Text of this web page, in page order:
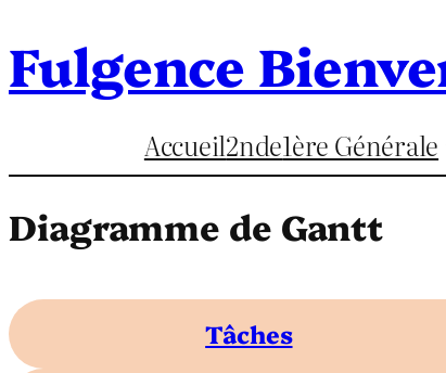
Aller
au
Fulgence
Accueil2nde1ère Générale
Diagramme de Gantt
Tâches